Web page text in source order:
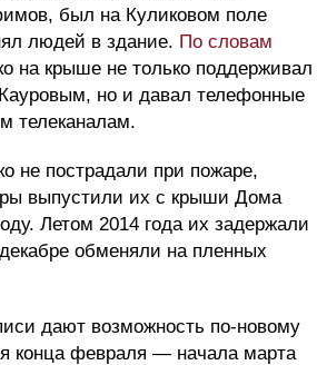
был на Куликовом поле
людей в здание. По словам
на крыше не только поддерживал
но и давал телефонные
телеканалам.
не пострадали при пожаре,
выпустили их с крыши Дома
Летом 2014 года их задержали
обменяли на пленных
дают возможность по-новому
конца февраля — начала марта